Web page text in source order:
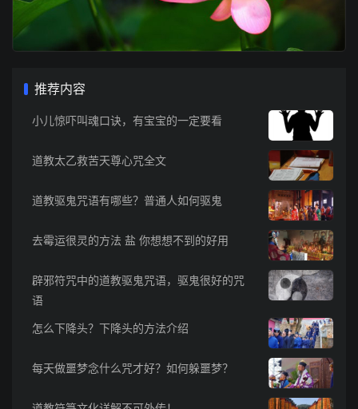
推荐内容
小儿惊吓叫魂口诀，有宝宝的一定要看
道教太乙救苦天尊心咒全文
道教驱鬼咒语有哪些？普通人如何驱鬼
去霉运很灵的方法 盐 你想想不到的好用
辟邪符咒中的道教驱鬼咒语，驱鬼很好的咒
语
怎么下降头？下降头的方法介绍
每天做噩梦念什么咒才好？如何躲噩梦？